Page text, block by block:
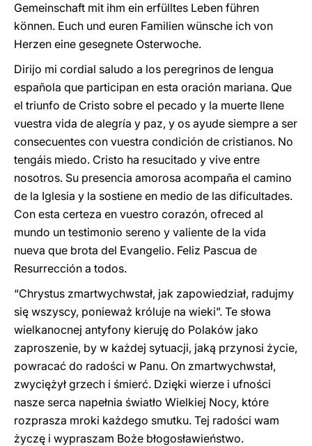
Gemeinschaft mit ihm ein erfülltes Leben führen
können. Euch und euren Familien wünsche ich von
Herzen eine gesegnete Osterwoche.
Dirijo mi cordial saludo a los peregrinos de lengua
española que participan en esta oración mariana. Que
el triunfo de Cristo sobre el pecado y la muerte llene
vuestra vida de alegría y paz, y os ayude siempre a ser
consecuentes con vuestra condición de cristianos. No
tengáis miedo. Cristo ha resucitado y vive entre
nosotros. Su presencia amorosa acompaña el camino
de la Iglesia y la sostiene en medio de las dificultades.
Con esta certeza en vuestro corazón, ofreced al
mundo un testimonio sereno y valiente de la vida
nueva que brota del Evangelio. Feliz Pascua de
Resurrección a todos.
“Chrystus zmartwychwstał, jak zapowiedział, radujmy
się wszyscy, ponieważ króluje na wieki”. Te słowa
wielkanocnej antyfony kieruję do Polaków jako
zaproszenie, by w każdej sytuacji, jaką przynosi życie,
powracać do radości w Panu. On zmartwychwstał,
zwyciężył grzech i śmierć. Dzięki wierze i ufności
nasze serca napełnia światło Wielkiej Nocy, które
rozprasza mroki każdego smutku. Tej radości wam
życzę i wypraszam Boże błogosławieństwo.